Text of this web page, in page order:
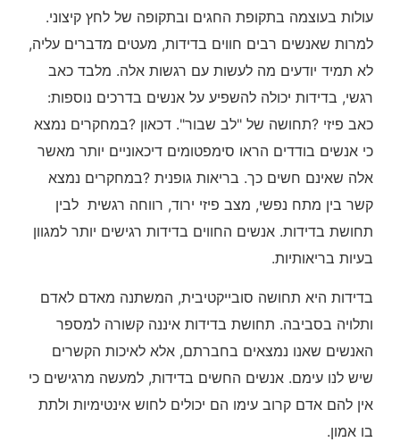
עולות בעוצמה בתקופת החגים ובתקופה של לחץ קיצוני.
למרות שאנשים רבים חווים בדידות, מעטים מדברים עליה,
לא תמיד יודעים מה לעשות עם רגשות אלה. מלבד כאב
רגשי, בדידות יכולה להשפיע על אנשים בדרכים נוספות:
כאב פיזי ?תחושה של "לב שבור". דכאון ?במחקרים נמצא
כי אנשים בודדים הראו סימפטומים דיכאוניים יותר מאשר
אלה שאינם חשים כך. בריאות גופנית ?במחקרים נמצא
קשר בין מתח נפשי, מצב פיזי ירוד, רווחה רגשית לבין
תחושת בדידות. אנשים החווים בדידות רגישים יותר למגוון
בעיות בריאותיות.
בדידות היא תחושה סובייקטיבית, המשתנה מאדם לאדם
ותלויה בסביבה. תחושת בדידות איננה קשורה למספר
האנשים שאנו נמצאים בחברתם, אלא לאיכות הקשרים
שיש לנו עימם. אנשים החשים בדידות, למעשה מרגישים כי
אין להם אדם קרוב עימו הם יכולים לחוש אינטימיות ולתת
בו אמון.